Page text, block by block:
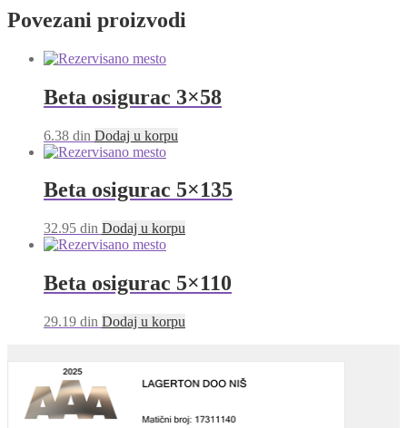
Povezani proizvodi
Beta osigurac 3×58
6.38 din Dodaj u korpu
Beta osigurac 5×135
32.95 din Dodaj u korpu
Beta osigurac 5×110
29.19 din Dodaj u korpu